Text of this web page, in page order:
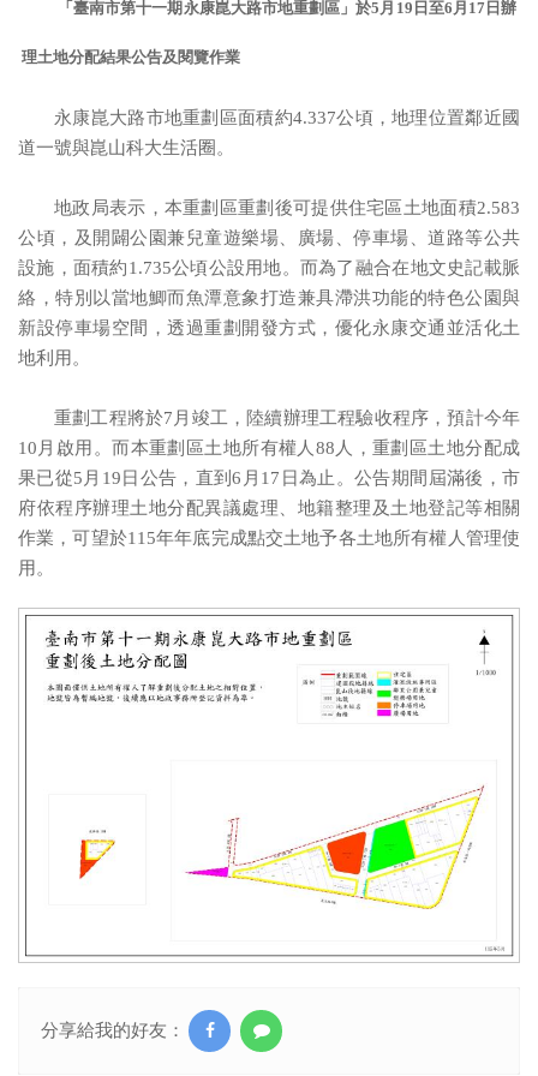
「臺南市第十一期永康崑大路市地重劃區」於5月19日至6月17日辦
理土地分配結果公告及閱覽作業
永康崑大路市地重劃區面積約4.337公頃，地理位置鄰近國
道一號與崑山科大生活圈。
地政局表示，本重劃區重劃後可提供住宅區土地面積2.583
公頃，及開闢公園兼兒童遊樂場、廣場、停車場、道路等公共
設施，面積約1.735公頃公設用地。而為了融合在地文史記載脈
絡，特別以當地鯽而魚潭意象打造兼具滯洪功能的特色公園與
新設停車場空間，透過重劃開發方式，優化永康交通並活化土
地利用。
重劃工程將於7月竣工，陸續辦理工程驗收程序，預計今年
10月啟用。而本重劃區土地所有權人88人，重劃區土地分配成
果已從5月19日公告，直到6月17日為止。公告期間屆滿後，市
府依程序辦理土地分配異議處理、地籍整理及土地登記等相關
作業，可望於115年年底完成點交土地予各土地所有權人管理使
用。
分享給我的好友：